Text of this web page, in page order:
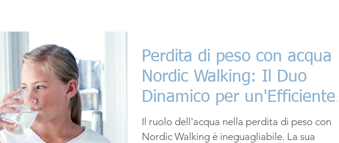
Perdita di peso con acqua e
Nordic Walking: Il Duo
Dinamico per un'Efficiente
Perdita di Peso
Il ruolo dell'acqua nella perdita di peso con
Nordic Walking è ineguagliabile. La sua